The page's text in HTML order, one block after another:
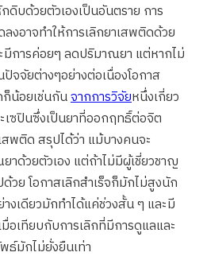
ดิบด้วยตัวเองเป็นอันตราย การ
อาจทำให้การเลิกยาเสพติดด้วย
มีการค่อยๆ ลดปริมาณยา แต่หากไม่
จจัยต่างๆอย่างต่อเนื่องโอกาส
ก็น้อยเช่นกันจากการวิจัยหนึ่งเกี่ยว
เซปินซึ่งเป็นยาที่ออกฤทธิ์ต่อจิต
สพติด สรุปได้ว่า แม้บางคนจะ
ด้วยตัวเอง แต่ถ้าไม่มีผู้เชี่ยวชาญ
วย โอกาสเลิกสำเร็จก็มักไม่สูงนัก
งเดียวมักทำได้แค่ช่วงสั้น ๆ และมี
มื่อเทียบกับการเลิกที่มีการดูแลและ
ธ์มักไม่ยั่งยืนเท่า